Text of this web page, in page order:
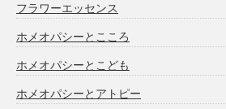
フラワーエッセンス
ホメオパシーとこころ
ホメオパシーとこども
ホメオパシーとアトピー